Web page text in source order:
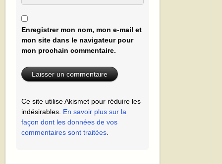
Enregistrer mon nom, mon e-mail et
mon site dans le navigateur pour
mon prochain commentaire.
Ce site utilise Akismet pour réduire les
indésirables. En savoir plus sur la
façon dont les données de vos
commentaires sont traitées